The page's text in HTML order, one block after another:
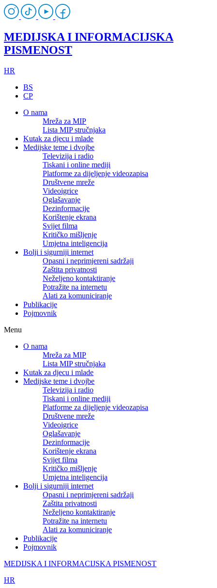
MEDIJSKA I INFORMACIJSKA
PISMENOST
HR
BS
CP
O nama
Mreža za MIP
Lista MIP stručnjaka
Kutak za djecu i mlade
Medijske teme i dvojbe
Televizija i radio
Tiskani i online mediji
Platforme za dijeljenje videozapisa
Društvene mreže
Videoigrice
Oglašavanje
Dezinformacije
Korištenje ekrana
Svijet filma
Kritičko mišljenje
Umjetna inteligencija
Bolji i sigurniji internet
Opasni i neprimjereni sadržaji
Zaštita privatnosti
Neželjeno kontaktiranje
Potražite na internetu
Alati za komuniciranje
Publikacije
Pojmovnik
Menu
O nama
Mreža za MIP
Lista MIP stručnjaka
Kutak za djecu i mlade
Medijske teme i dvojbe
Televizija i radio
Tiskani i online mediji
Platforme za dijeljenje videozapisa
Društvene mreže
Videoigrice
Oglašavanje
Dezinformacije
Korištenje ekrana
Svijet filma
Kritičko mišljenje
Umjetna inteligencija
Bolji i sigurniji internet
Opasni i neprimjereni sadržaji
Zaštita privatnosti
Neželjeno kontaktiranje
Potražite na internetu
Alati za komuniciranje
Publikacije
Pojmovnik
MEDIJSKA I INFORMACIJSKA PISMENOST
HR